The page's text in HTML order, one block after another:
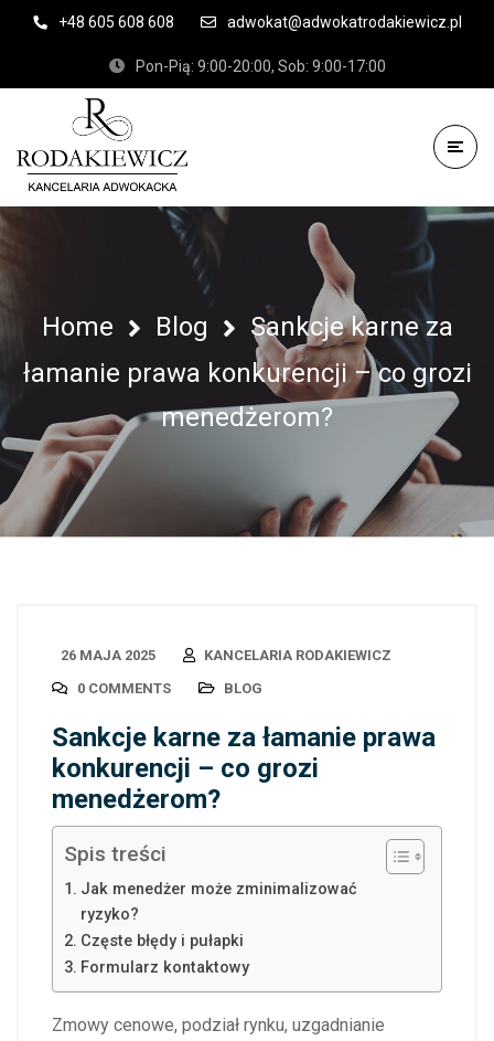
+48 605 608 608 adwokat@adwokatrodakiewicz.pl
Pon-Pią: 9:00-20:00, Sob: 9:00-17:00
Home Blog
Sankcje karne za
łamanie prawa konkurencji – co grozi
menedżerom?
26 MAJA 2025
KANCELARIA RODAKIEWICZ
0 COMMENTS
BLOG
Sankcje karne za łamanie prawa
konkurencji – co grozi
menedżerom?
Spis treści
Jak menedżer może zminimalizować
ryzyko?
Częste błędy i pułapki
Formularz kontaktowy
Zmowy cenowe, podział rynku, uzgadnianie